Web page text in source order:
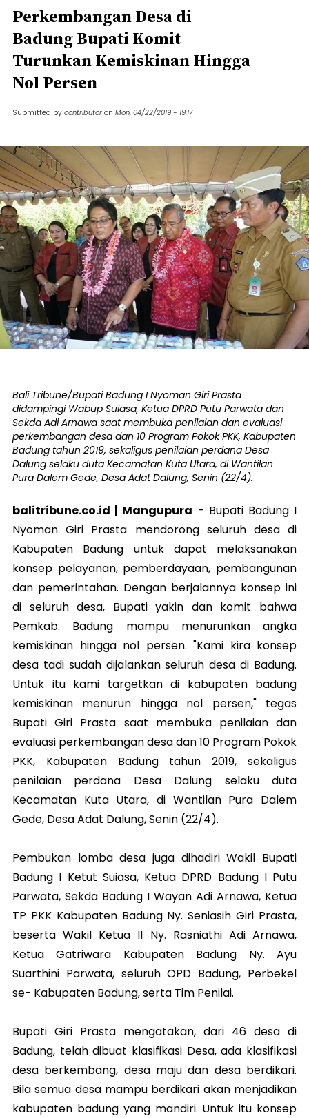
Perkembangan Desa di
Badung Bupati Komit
Turunkan Kemiskinan Hingga
Nol Persen
Submitted by contributor on Mon, 04/22/2019 - 19:17
Bali Tribune/Bupati Badung I Nyoman Giri Prasta
didampingi Wabup Suiasa, Ketua DPRD Putu Parwata dan
Sekda Adi Arnawa saat membuka penilaian dan evaluasi
perkembangan desa dan 10 Program Pokok PKK, Kabupaten
Badung tahun 2019, sekaligus penilaian perdana Desa
Dalung selaku duta Kecamatan Kuta Utara, di Wantilan
Pura Dalem Gede, Desa Adat Dalung, Senin (22/4).
balitribune.co.id | Mangupura - Bupati Badung I
Nyoman Giri Prasta mendorong seluruh desa di
Kabupaten Badung untuk dapat melaksanakan
konsep pelayanan, pemberdayaan, pembangunan
dan pemerintahan. Dengan berjalannya konsep ini
di seluruh desa, Bupati yakin dan komit bahwa
Pemkab. Badung mampu menurunkan angka
kemiskinan hingga nol persen. "Kami kira konsep
desa tadi sudah dijalankan seluruh desa di Badung.
Untuk itu kami targetkan di kabupaten badung
kemiskinan menurun hingga nol persen," tegas
Bupati Giri Prasta saat membuka penilaian dan
evaluasi perkembangan desa dan 10 Program Pokok
PKK, Kabupaten Badung tahun 2019, sekaligus
penilaian perdana Desa Dalung selaku duta
Kecamatan Kuta Utara, di Wantilan Pura Dalem
Gede, Desa Adat Dalung, Senin (22/4).
Pembukan lomba desa juga dihadiri Wakil Bupati
Badung I Ketut Suiasa, Ketua DPRD Badung I Putu
Parwata, Sekda Badung I Wayan Adi Arnawa, Ketua
TP PKK Kabupaten Badung Ny. Seniasih Giri Prasta,
beserta Wakil Ketua II Ny. Rasniathi Adi Arnawa,
Ketua Gatriwara Kabupaten Badung Ny. Ayu
Suarthini Parwata, seluruh OPD Badung, Perbekel
se- Kabupaten Badung, serta Tim Penilai.
Bupati Giri Prasta mengatakan, dari 46 desa di
Badung, telah dibuat klasifikasi Desa, ada klasifikasi
desa berkembang, desa maju dan desa berdikari.
Bila semua desa mampu berdikari akan menjadikan
kabupaten badung yang mandiri. Untuk itu konsep